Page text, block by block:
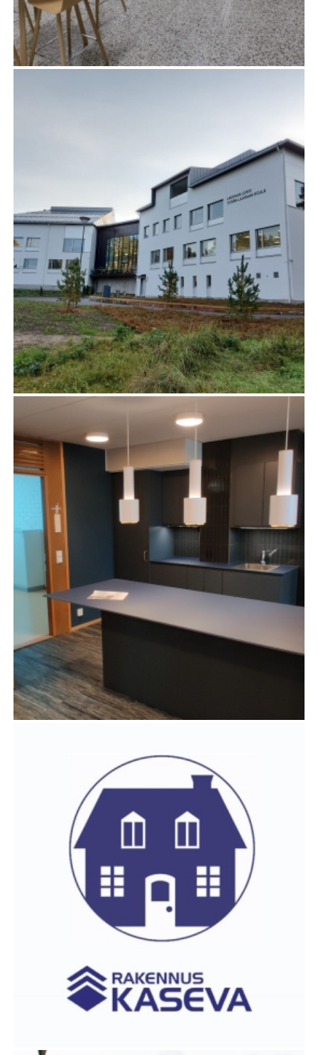
JÄMSÄN KIRJASTON SANEERAUS
SYDÄN-LAUKAAN KOULU
RAKENTAJANTALON TILAMUUTOKSET
ULOSOTTOVIRASTON SANEERAUS